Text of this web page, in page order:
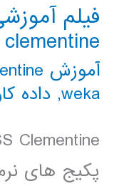
فیلم
clementine
آموزش clementine
weka
, داده
پکیج های نرم